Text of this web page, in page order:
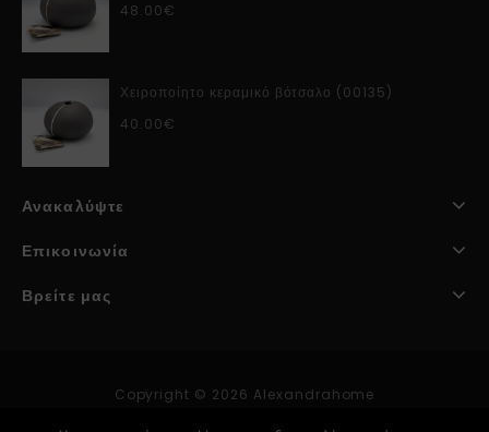
48.00€
Χειροποίητο κεραμικό βότσαλο (00135)
40.00€
Ανακαλύψτε
Επικοινωνία
Βρείτε μας
Copyright © 2026 Alexandrahome